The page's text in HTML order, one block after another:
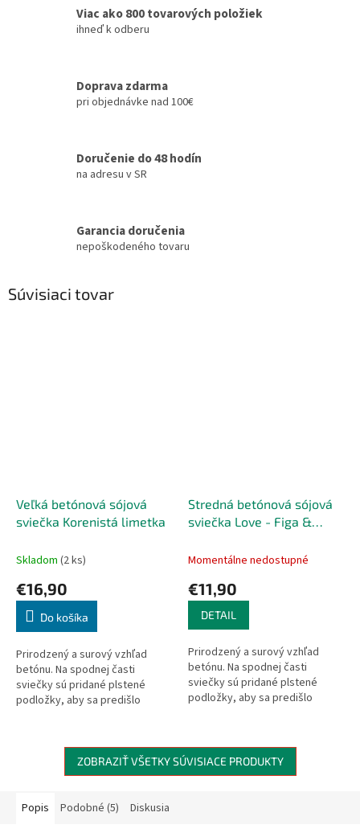
Viac ako 800 tovarových položiek
ihneď k odberu
Doprava zdarma
pri objednávke nad 100€
Doručenie do 48 hodín
na adresu v SR
Garancia doručenia
nepoškodeného tovaru
Súvisiaci tovar
Veľká betónová sójová
sviečka Korenistá limetka
Skladom (2 ks)
€16,90
Do košíka
Prirodzený a surový vzhľad
betónu. Na spodnej časti
sviečky sú pridané plstené
podložky, aby sa predišlo
Stredná betónová sójová
sviečka Love - Figa &
Momentálne nedostupné
€11,90
DETAIL
Prirodzený a surový vzhľad
betónu. Na spodnej časti
sviečky sú pridané plstené
podložky, aby sa predišlo
zvuk...
ZOBRAZIŤ VŠETKY SÚVISIACE PRODUKTY
Popis Podobné (5) Diskusia